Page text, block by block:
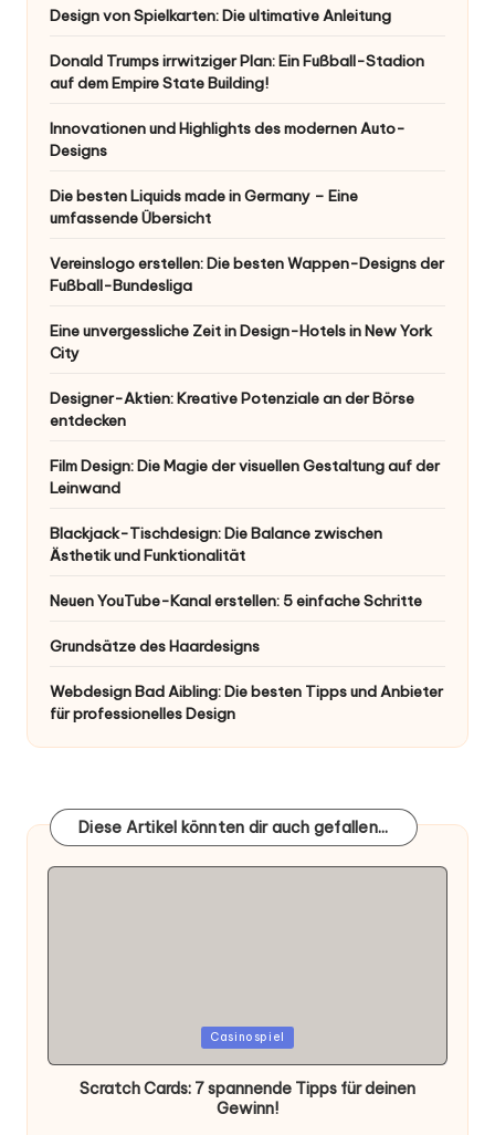
Design von Spielkarten: Die ultimative Anleitung
Donald Trumps irrwitziger Plan: Ein Fußball-Stadion
auf dem Empire State Building!
Innovationen und Highlights des modernen Auto-
Designs
Die besten Liquids made in Germany – Eine
umfassende Übersicht
Vereinslogo erstellen: Die besten Wappen-Designs der
Fußball-Bundesliga
Eine unvergessliche Zeit in Design-Hotels in New York
City
Designer-Aktien: Kreative Potenziale an der Börse
entdecken
Film Design: Die Magie der visuellen Gestaltung auf der
Leinwand
Blackjack-Tischdesign: Die Balance zwischen
Ästhetik und Funktionalität
Neuen YouTube-Kanal erstellen: 5 einfache Schritte
Grundsätze des Haardesigns
Webdesign Bad Aibling: Die besten Tipps und Anbieter
für professionelles Design
Diese Artikel könnten dir auch gefallen...
Casinospiel
Scratch Cards: 7 spannende Tipps für deinen
Gewinn!